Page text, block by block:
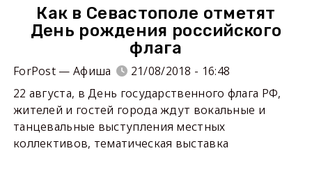
Как в Севастополе отметят
День рождения российского
флага
ForPost — Афиша
21/08/2018 - 16:48
22 августа, в День государственного флага РФ,
жителей и гостей города ждут вокальные и
танцевальные выступления местных
коллективов, тематическая выставка